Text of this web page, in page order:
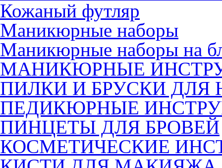
Кожаный футляр
Маникюрные наборы
Маникюрные наборы на
МАНИКЮРНЫЕ
ПИЛКИ И БРУСКИ ДЛЯ
ПЕДИКЮРНЫЕ
ПИНЦЕТЫ ДЛЯ БРОВЕЙ
КОСМЕТИЧЕСКИЕ